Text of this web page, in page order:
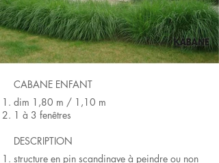
CABANE ENFANT
dim 1,80 m / 1,10 m
1 à 3 fenêtres
DESCRIPTION
structure en pin scandinave à peindre ou non